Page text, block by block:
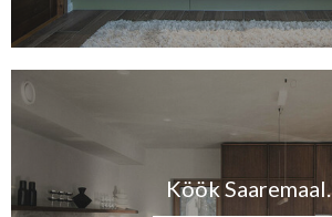
Köök Saaremaal.